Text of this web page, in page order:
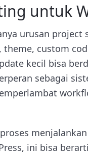
untuk
urusan project
custom
kecil bisa
sebagai
ini bisa